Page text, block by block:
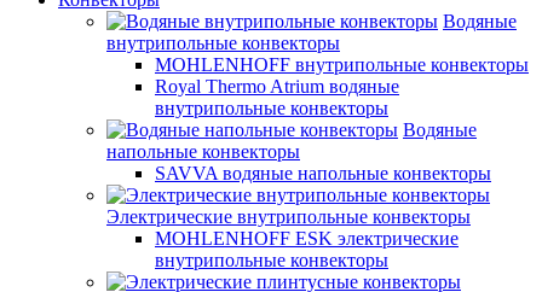
Водяные
внутрипольные конвекторы
MOHLENHOFF внутрипольные конвекторы
Royal Thermo Atrium водяные
внутрипольные конвекторы
Водяные
напольные конвекторы
SAVVA водяные напольные конвекторы
Электрические внутрипольные конвекторы
MOHLENHOFF ESK электрические
внутрипольные конвекторы